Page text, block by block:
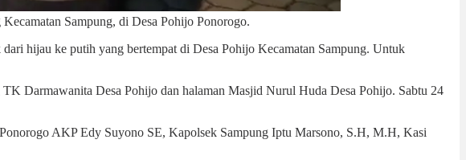
Sampung, di Desa Pohijo Ponorogo.
hijau ke putih yang bertempat di Desa Pohijo Kecamatan Sampung. Untuk
Darmawanita Desa Pohijo dan halaman Masjid Nurul Huda Desa Pohijo. Sabtu 24
AKP Edy Suyono SE, Kapolsek Sampung Iptu Marsono, S.H, M.H, Kasi